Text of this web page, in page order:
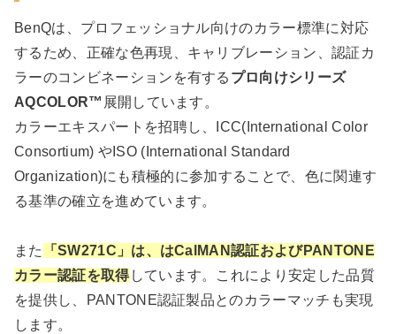
BenQは、プロフェッショナル向けのカラー標準に対応
するため、正確な色再現、キャリブレーション、認証カ
ラーのコンビネーションを有する プロ向けシリーズ
AQCOLOR™ 展開しています。
カラーエキスパートを招聘し、ICC(International Color
Consortium) やISO (International Standard
Organization)にも積極的に参加することで、色に関連す
る基準の確立を進めています。
また
「SW271C」は、はCalMAN認証およびPANTONE
カラー認証を取得しています。これにより安定した品質
を提供し、PANTONE認証製品とのカラーマッチも実現
します。